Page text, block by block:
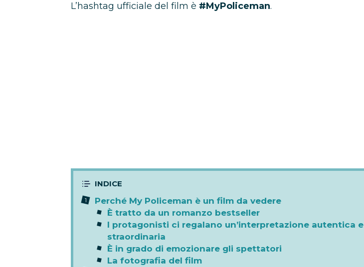
L’hashtag ufficiale del film è #MyPoliceman.
Perché My Policeman è un film da vedere
È tratto da un romanzo bestseller
I protagonisti ci regalano un’interpretazione autentica e
straordinaria
È in grado di emozionare gli spettatori
La fotografia del film